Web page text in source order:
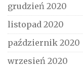
grudzień 2020
listopad 2020
październik 2020
wrzesień 2020